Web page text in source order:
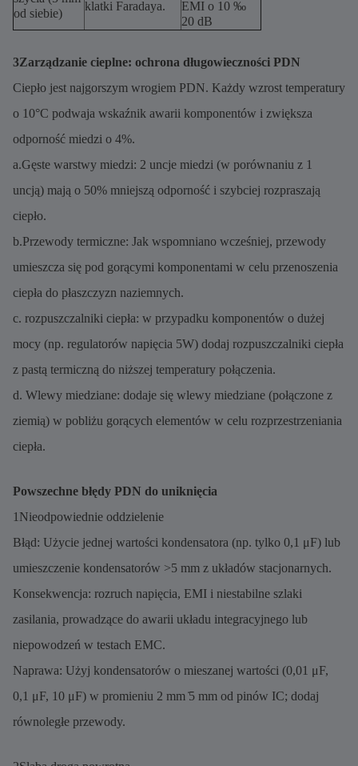
od siebie)
klatki Faradaya.
EMI o 10 ‰
20 dB
3Zarządzanie cieplne: ochrona długowieczności PDN
Ciepło jest najgorszym wrogiem PDN. Każdy wzrost temperatury
o 10°C podwaja wskaźnik awarii komponentów i zwiększa
odporność miedzi o 4%.
a.Gęste warstwy miedzi: 2 uncje miedzi (w porównaniu z 1
uncją) mają o 50% mniejszą odporność i szybciej rozpraszają
ciepło.
b.Przewody termiczne: Jak wspomniano wcześniej, przewody
umieszcza się pod gorącymi komponentami w celu przenoszenia
ciepła do płaszczyzn naziemnych.
c. rozpuszczalniki ciepła: w przypadku komponentów o dużej
mocy (np. regulatorów napięcia 5W) dodaj rozpuszczalniki ciepła
z pastą termiczną do niższej temperatury połączenia.
d. Wlewy miedziane: dodaje się wlewy miedziane (połączone z
ziemią) w pobliżu gorących elementów w celu rozprzestrzeniania
ciepła.
Powszechne błędy PDN do uniknięcia
1Nieodpowiednie oddzielenie
Błąd: Użycie jednej wartości kondensatora (np. tylko 0,1 μF) lub
umieszczenie kondensatorów >5 mm z układów stacjonarnych.
Konsekwencja: rozruch napięcia, EMI i niestabilne szlaki
zasilania, prowadzące do awarii układu integracyjnego lub
niepowodzeń w testach EMC.
Naprawa: Użyj kondensatorów o mieszanej wartości (0,01 μF,
0,1 μF, 10 μF) w promieniu 2 mm ̇5 mm od pinów IC; dodaj
równoległe przewody.